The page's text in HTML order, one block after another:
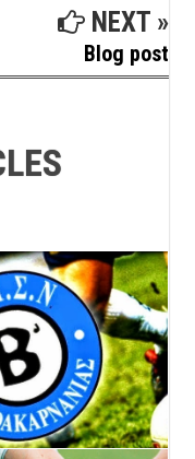
NEXT »
Blog post